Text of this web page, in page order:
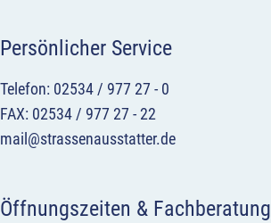
Persönlicher Service
Telefon: 02534 / 977 27 - 0
FAX: 02534 / 977 27 - 22
mail@strassenausstatter.de
Öffnungszeiten & Fachberatung